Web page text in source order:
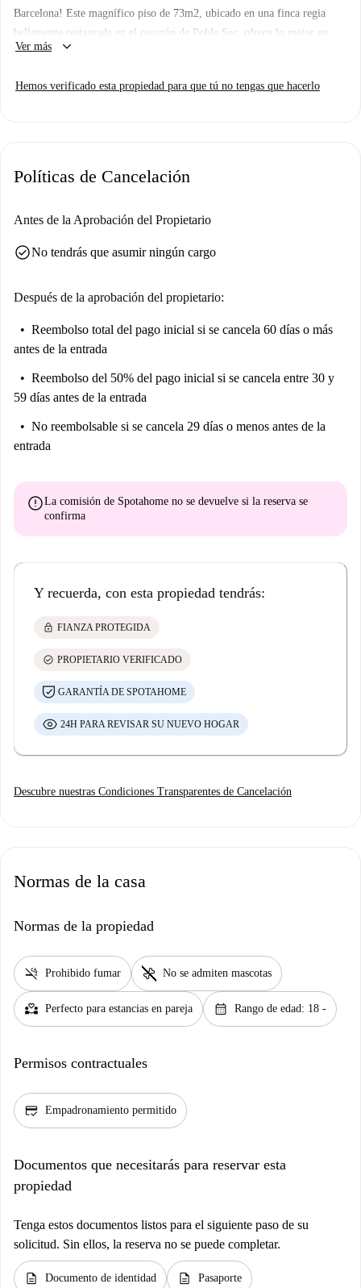
Barcelona! Este magnífico piso de 73m2, ubicado en una finca regia
bellamente restaurada en el corazón de Poble Sec, ofrece lo mejor en
comodidad y estilo.
común, balcón con orientación norte y sureste para disfrutar de la luz del
¡No pierdas la oportunidad de vivir en este exclusivo y cómodo espacio
en uno de los barrios más emblemáticos de Barcelona!
Ver más keyboard_arrow_down
Hemos verificado esta propiedad para que tú no tengas que hacerlo
Políticas de Cancelación
Antes de la Aprobación del Propietario
check_circleNo tendrás que asumir ningún cargo
Después de la aprobación del propietario:
Reembolso total del pago inicial si se cancela 60 días o más
antes de la entrada
Reembolso del 50% del pago inicial si se cancela entre 30 y
59 días antes de la entrada
No reembolsable si se cancela 29 días o menos antes de la
entrada
errorLa comisión de Spotahome no se devuelve si la reserva se
confirma
Y recuerda, con esta propiedad tendrás:
lock FIANZA PROTEGIDA
check_circle PROPIETARIO VERIFICADO
GARANTÍA DE SPOTAHOME
24H PARA REVISAR SU NUEVO HOGAR
Descubre nuestras Condiciones Transparentes de Cancelación
Normas de la casa
Normas de la propiedad
smoke_free Prohibido fumar pet_supplies No se admiten mascotas
partner_heart Perfecto para estancias en pareja calendar_month Rango de edad: 18 -
Permisos contractuales
credit_score Empadronamiento permitido
Documentos que necesitarás para reservar esta
propiedad
Tenga estos documentos listos para el siguiente paso de su
solicitud. Sin ellos, la reserva no se puede completar.
description Documento de identidad description Pasaporte